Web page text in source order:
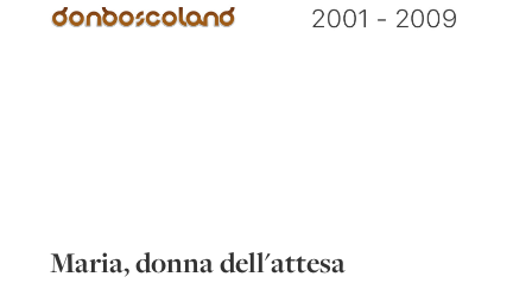
Maria, donna dell'attesa